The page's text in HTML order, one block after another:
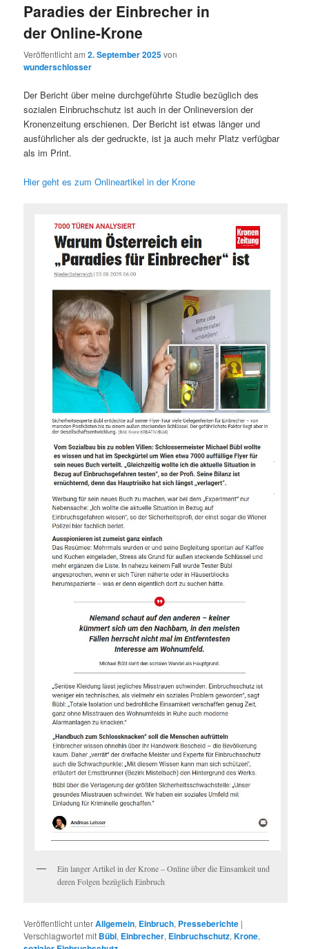
Paradies der Einbrecher in
der Online-Krone
Veröffentlicht am2. September 2025von
wunderschlosser
Der Bericht über meine durchgeführte Studie bezüglich des
sozialen Einbruchschutz ist auch in der Onlineversion der
Kronenzeitung erschienen. Der Bericht ist etwas länger und
ausführlicher als der gedruckte, ist ja auch mehr Platz verfügbar
als im Print.
Hier geht es zum Onlineartikel in der Krone
Ein langer Artikel in der Krone – Online über die Einsamkeit und
deren Folgen bezüglich Einbruch
Veröffentlicht unterAllgemein, Einbruch, Presseberichte |
Verschlagwortet mit Bübl, Einbrecher, Einbruchschutz,Krone,